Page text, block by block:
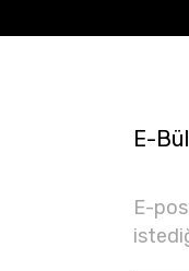
E-
E-